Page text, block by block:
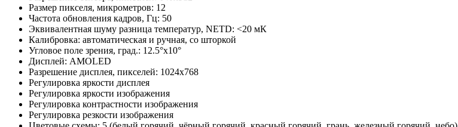
Размер пикселя, микрометров: 12
Частота обновления кадров, Гц: 50
Эквивалентная шуму разница температур, NETD: <20 мК
Калибровка: автоматическая и ручная, со шторкой
Угловое поле зрения, град.: 12.5°x10°
Дисплей: AMOLED
Разрешение дисплея, пикселей: 1024x768
Регулировка яркости дисплея
Регулировка яркости изображения
Регулировка контрастности изображения
Регулировка резкости изображения